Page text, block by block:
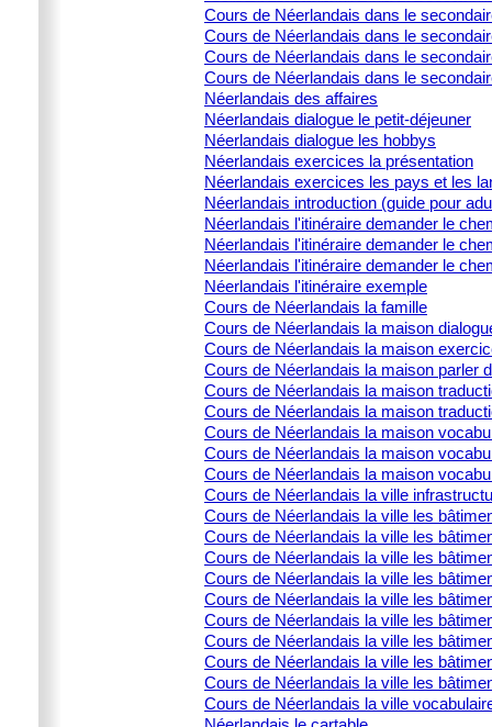
Cours de Néerlandais dans le
Cours de Néerlandais dans le
Cours de Néerlandais dans le
Cours de Néerlandais dans le
Néerlandais des affaires
Néerlandais dialogue le petit-déjeuner
Néerlandais dialogue les hobbys
Néerlandais exercices la présentation
Néerlandais exercices les pays et les
Néerlandais introduction (guide pour
Néerlandais l'itinéraire demander le
Néerlandais l'itinéraire demander le
Néerlandais l'itinéraire demander le
Néerlandais l'itinéraire exemple
Cours de Néerlandais la famille
Cours de Néerlandais la maison
Cours de Néerlandais la maison
Cours de Néerlandais la maison parler
Cours de Néerlandais la maison
Cours de Néerlandais la maison
Cours de Néerlandais la maison
Cours de Néerlandais la maison
Cours de Néerlandais la maison
Cours de Néerlandais la ville
Cours de Néerlandais la ville les
Cours de Néerlandais la ville les
Cours de Néerlandais la ville les
Cours de Néerlandais la ville les
Cours de Néerlandais la ville les
Cours de Néerlandais la ville les
Cours de Néerlandais la ville les
Cours de Néerlandais la ville les
Cours de Néerlandais la ville les
Cours de Néerlandais la ville